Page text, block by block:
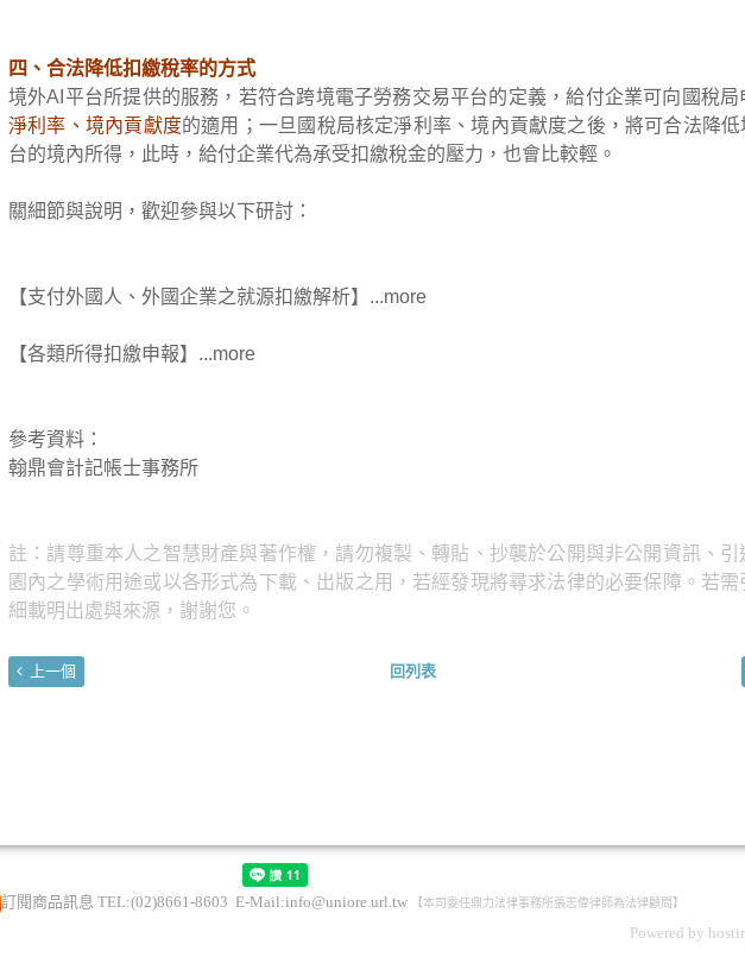
四、合法降低扣繳稅率的方式
境外AI平台所提供的服務，若符合跨境電子勞務交易平台的定義，給付企業可向國稅局
淨利率、境內貢獻度的適用；一旦國稅局核定淨利率、境內貢獻度之後，將可合法降
台的境內所得，此時，給付企業代為承受扣繳稅金的壓力，也會比較輕。
關細節與說明，歡迎參與以下研討：
【支付外國人、外國企業之就源扣繳解析】 ...more
【各類所得扣繳申報】 ...more
參考資料：
翰鼎會計記帳士事務所
註：請尊重本人之智慧財產與著作權，請勿複製、轉貼、抄襲於公開與非公開資訊、引
園內之學術用途或以各形式為下載、出版之用，若經發現將尋求法律的必要保障。若需
細載明出處與來源，謝謝您。
上一個 回列表
訂閱商品訊息 TEL:(02)8661-8603 E-Mail:info@uniore.url.tw 【本司委任鼎力法律事務所張志偉律師為法律顧問】
Powered by